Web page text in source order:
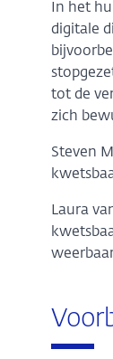
In het
digitale
tot de
zich
Steven
Laura